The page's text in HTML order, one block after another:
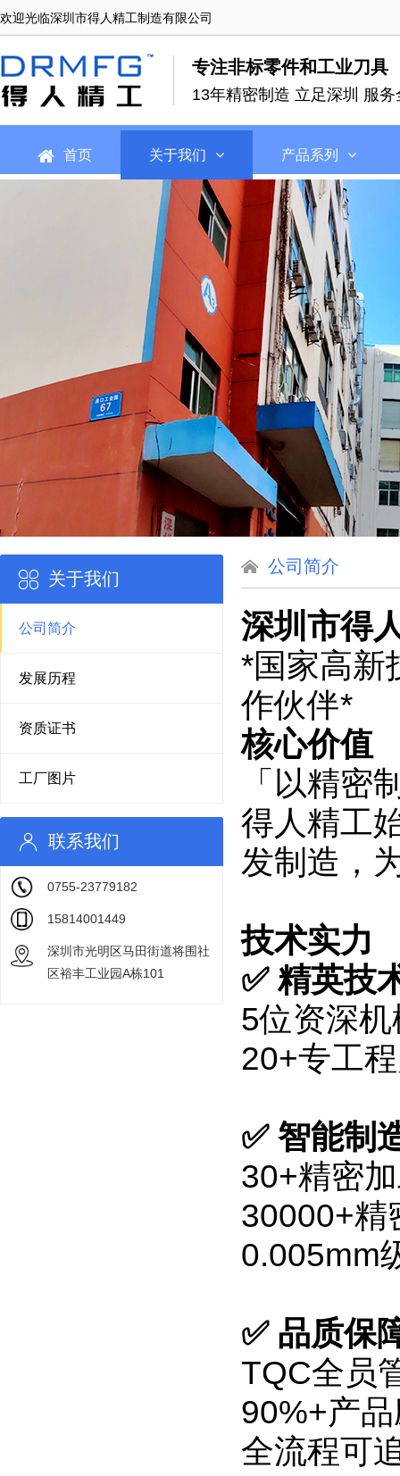
欢迎光临深圳市得人精工制造有限公司
专注非标零件和工业刀具
13年精密制造 立足深圳 服务
首页 关于我们 产品系列
关于我们
公司简介
发展历程
资质证书
工厂图片
联系我们
0755-23779182
15814001449
深圳市光明区马田街道将围社
区裕丰工业园A栋101
公司简介
深圳市得
*国家高新
作伙伴*
核心价值
「以精
得人精工
发制造，
技术实力
✅ 精英技
5位资深
20+专工
✅ 智能制
30+精密
30000+精
0.005mm
✅ 品质保
TQC全员
90%+产
全流程可